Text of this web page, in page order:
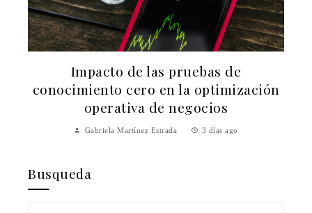
Impacto de las pruebas de
conocimiento cero en la optimización
operativa de negocios
Gabriela Martínez Estrada 3 días ago
Busqueda